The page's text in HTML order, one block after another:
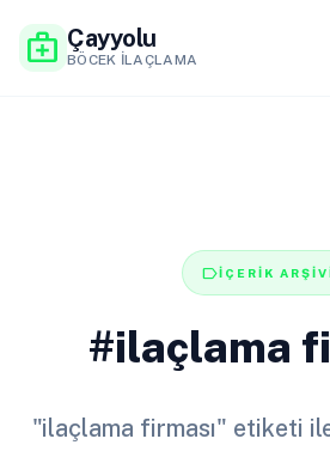
medical_services Çayyolu
BÖCEK İLAÇLAMA
labelİÇERİK
#ilaçlama
"ilaçlama firması" etiketi